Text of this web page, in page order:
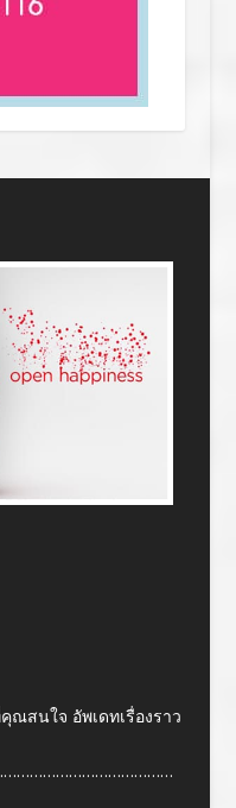
ณสนใจ อัพเดทเรื่องราว